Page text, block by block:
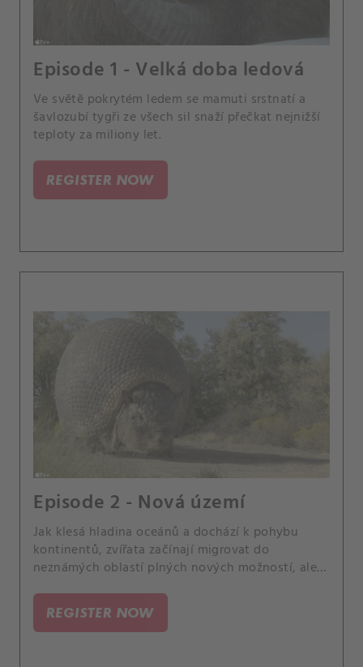
Episode 1 - Velká doba ledová
Ve světě pokrytém ledem se mamuti srstnatí a
šavlozubí tygři ze všech sil snaží přečkat nejnižší
teploty za miliony let.
REGISTER NOW
Episode 2 - Nová území
Jak klesá hladina oceánů a dochází k pohybu
kontinentů, zvířata začínají migrovat do
neznámých oblastí plných nových možností, ale i
REGISTER NOW